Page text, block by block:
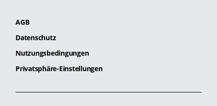
AGB
Datenschutz
Nutzungsbedingungen
Privatsphäre-Einstellungen